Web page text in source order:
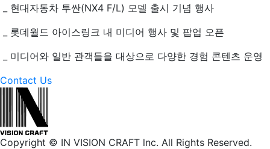
_ 현대자동차 투싼(NX4 F/L) 모델 출시 기념 행사
_ 롯데월드 아이스링크 내 미디어 행사 및 팝업 오픈
_ 미디어와 일반 관객들을 대상으로 다양한 경험 콘텐츠 운영
Contact Us
Copyright © IN VISION CRAFT lnc. All Rights Reserved.